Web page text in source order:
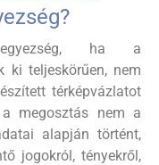
ha a
ki teljeskörűen, nem
térképvázlatot
megosztás nem a
alapján történt,
jogokról, tényekről,